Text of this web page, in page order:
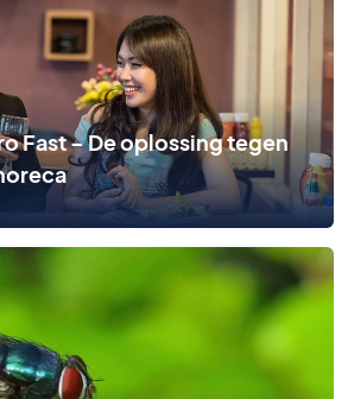
Fast – De oplossing tegen